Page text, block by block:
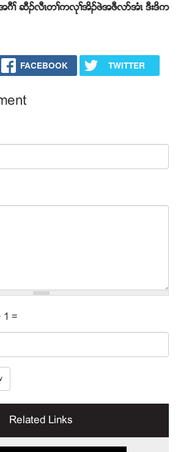
ဂီႈ ဆီဥလီၚတႈကလုႈအိဥဖဲအဖီလဏအံၚ ဒီးဒိက
FACEBOOK TWITTER
1 =
Related Links